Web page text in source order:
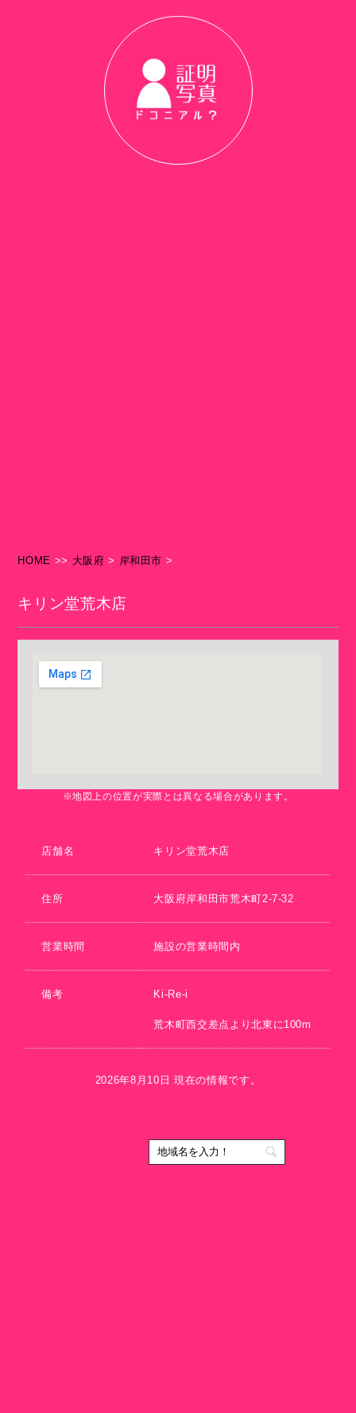
HOME >> 大阪府 > 岸和田市 >
キリン堂荒木店
※地図上の位置が実際とは異なる場合があります。
店舗名 キリン堂荒木店
住所 大阪府岸和田市荒木町2-7-32
営業時間 施設の営業時間内
備考 Ki-Re-i
荒木町西交差点より北東に100m
2026年8月10日 現在の情報です。